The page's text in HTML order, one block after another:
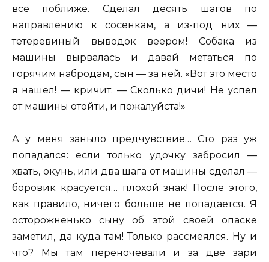
всё поближе. Сделал десять шагов по
направлению к сосенкам, а из-под них —
тетеревиный выводок веером! Собака из
машины вырвалась и давай метаться по
горячим набродам, сын — за ней. «Вот это место
я нашел! — кричит. — Сколько дичи! Не успел
от машины отойти, и пожалуйста!»
А у меня заныло предчувствие… Сто раз уж
попадался: если только удочку забросил —
хвать, окунь, или два шага от машины сделал —
боровик красуется… плохой знак! После этого,
как правило, ничего больше не попадается. Я
осторожненько сыну об этой своей опаске
заметил, да куда там! Только рассмеялся. Ну и
что? Мы там переночевали и за две зари